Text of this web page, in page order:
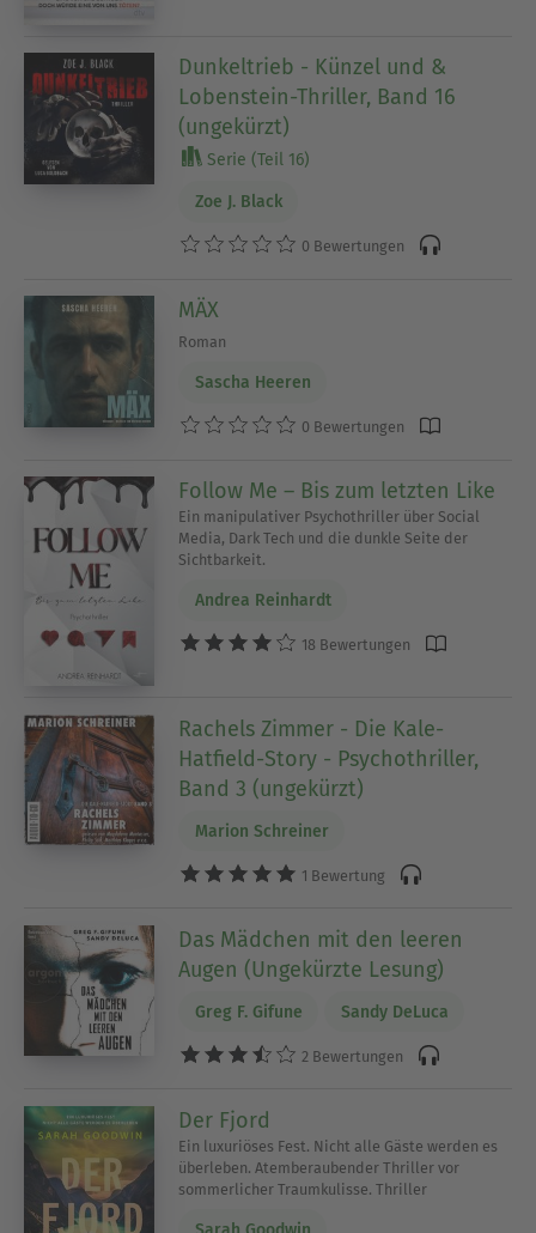
Dunkeltrieb - Künzel und &
Lobenstein-Thriller, Band 16
(ungekürzt)
Serie (Teil 16)
Zoe J. Black
0 Bewertungen
MÄX
Roman
Sascha Heeren
0 Bewertungen
Follow Me – Bis zum letzten Like
Ein manipulativer Psychothriller über Social
Media, Dark Tech und die dunkle Seite der
Sichtbarkeit.
Andrea Reinhardt
18 Bewertungen
Rachels Zimmer - Die Kale-
Hatfield-Story - Psychothriller,
Band 3 (ungekürzt)
Marion Schreiner
1 Bewertung
Das Mädchen mit den leeren
Augen (Ungekürzte Lesung)
Greg F. Gifune Sandy DeLuca
2 Bewertungen
Der Fjord
Ein luxuriöses Fest. Nicht alle Gäste werden es
überleben. Atemberaubender Thriller vor
sommerlicher Traumkulisse. Thriller